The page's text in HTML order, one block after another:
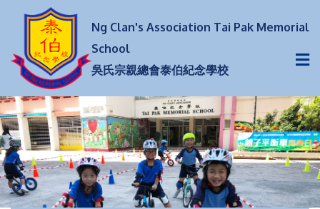
Ng Clan's Association Tai Pak Memorial
School
吳氏宗親總會泰伯紀念學校